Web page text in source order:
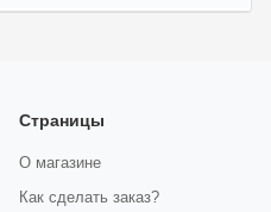
Страницы
О магазине
Как сделать заказ?